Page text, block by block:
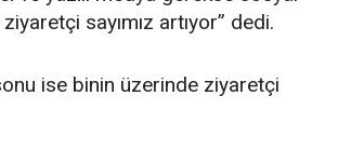
sayımız artıyor” dedi.
ise binin üzerinde ziyaretçi